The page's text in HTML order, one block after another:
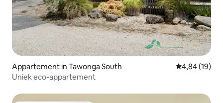
Appartement in Tawonga South Gemiddelde
4,84 (19)
Uniek eco-appartement